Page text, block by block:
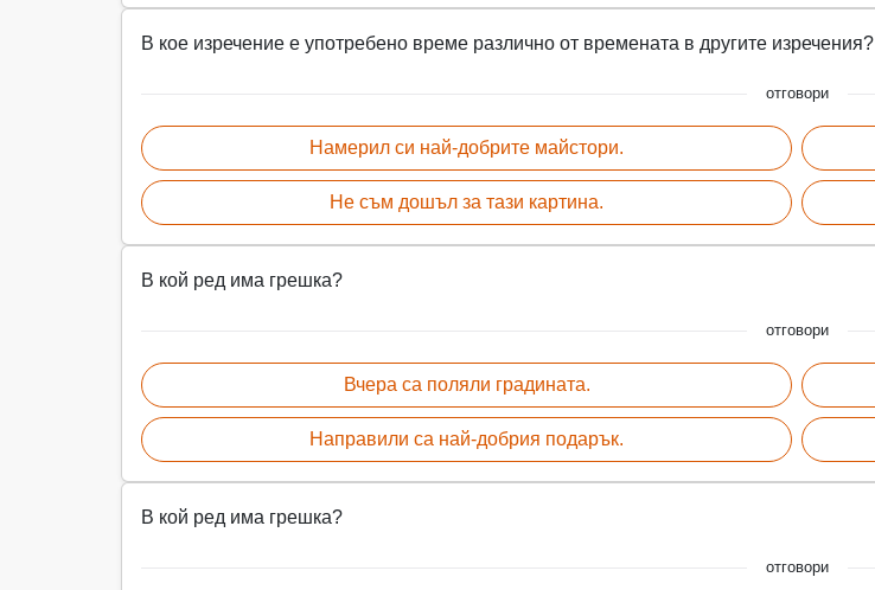
В кое изречение е употребено време различно от времената в другите изречения?
отговори
Намерил си най-добрите майстори.
Не съм дошъл за тази картина.
В кой ред има грешка?
отговори
Вчера са поляли градината.
Направили са най-добрия подарък.
В кой ред има грешка?
отговори